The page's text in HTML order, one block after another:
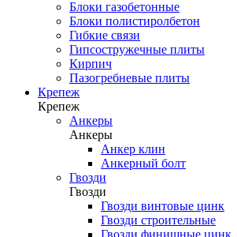
Блоки газобетонные
Блоки полистиролбетон
Гибкие связи
Гипсостружечные плиты
Кирпич
Пазогребневые плиты
Крепеж
Крепеж
Анкеры
Анкеры
Анкер клин
Анкерный болт
Гвозди
Гвозди
Гвозди винтовые цинк
Гвозди строительные
Гвозди финишные цинк